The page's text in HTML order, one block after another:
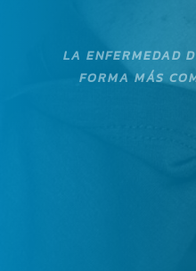
LA ENFERMEDAD
FORMA MÁS